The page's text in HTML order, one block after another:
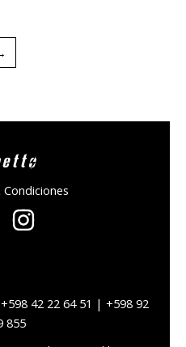
42 22 64 51 | +598 92
855